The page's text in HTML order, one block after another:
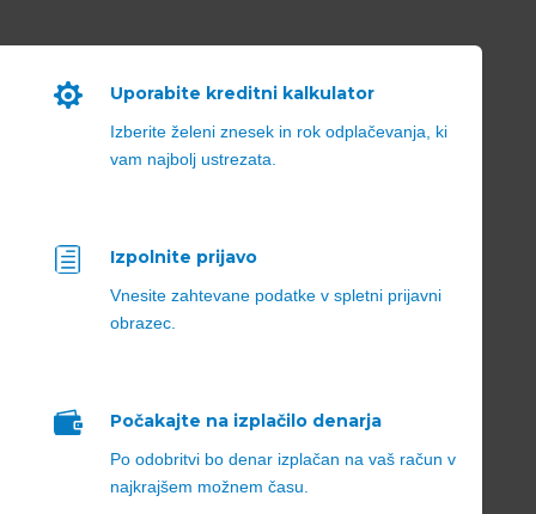
 Uporabite kreditni kalkulator
Izberite želeni znesek in rok odplačevanja, ki
vam najbolj ustrezata.
h Izpolnite prijavo
Vnesite zahtevane podatke v spletni prijavni
obrazec.
 Počakajte na izplačilo denarja
Po odobritvi bo denar izplačan na vaš račun v
najkrajšem možnem času.